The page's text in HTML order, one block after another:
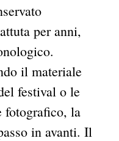
per anni,
il materiale
festival o le
fotografico, la
in avanti. Il